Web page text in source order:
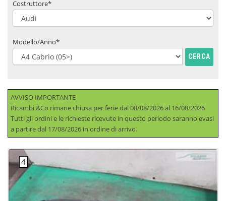
Costruttore*
Modello/Anno*
CERCA
AVVISO IMPORTANTE
Ricambi &Co rimane chiusa per ferie dal 08/08/2026 al 16/08/2026
Tutti gli ordini e le richieste ricevute in questo periodo saranno evasi
a partire dal 17/08/2026 in ordine di arrivo.